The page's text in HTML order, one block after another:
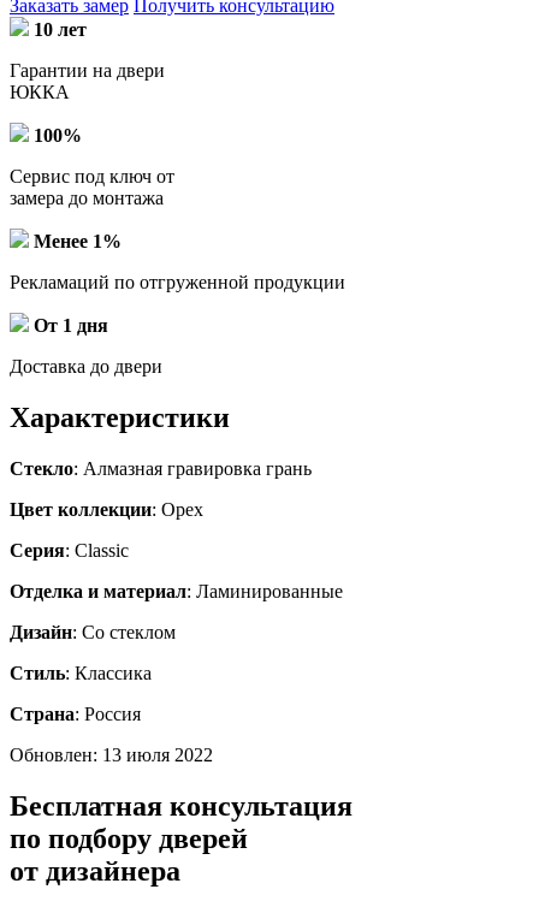
Заказать замер
Получить консультацию
10 лет
Гарантии на двери
ЮККА
100%
Сервис под ключ от
замера до монтажа
Менее 1%
Рекламаций по отгруженной продукции
От 1 дня
Доставка до двери
Характеристики
Стекло: Алмазная гравировка грань
Цвет коллекции: Орех
Серия: Classic
Отделка и материал: Ламинированные
Дизайн: Со стеклом
Стиль: Классика
Страна: Россия
Обновлен: 13 июля 2022
Бесплатная консультация
по подбору дверей
от дизайнера